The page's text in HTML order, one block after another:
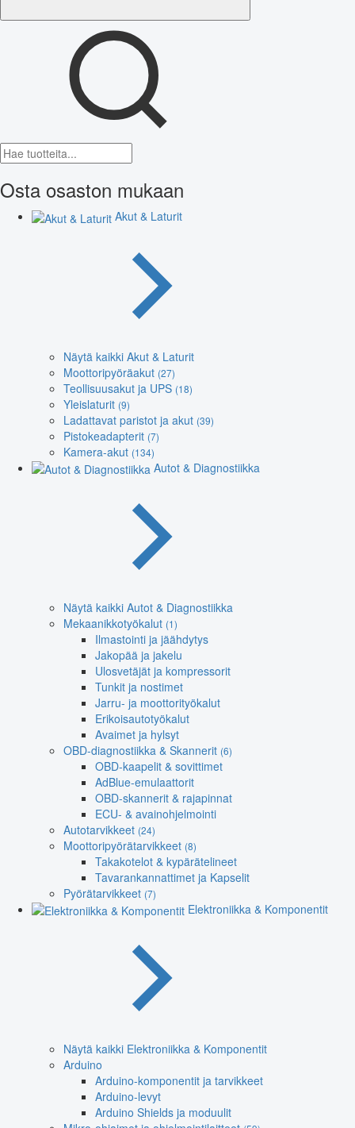
Osta osaston mukaan
Akut & Laturit
Näytä kaikki Akut & Laturit
Moottoripyöräakut (27)
Teollisuusakut ja UPS (18)
Yleislaturit (9)
Ladattavat paristot ja akut (39)
Pistokeadapterit (7)
Kamera-akut (134)
Autot & Diagnostiikka
Näytä kaikki Autot & Diagnostiikka
Mekaanikkotyökalut (1)
Ilmastointi ja jäähdytys
Jakopää ja jakelu
Ulosvetäjät ja kompressorit
Tunkit ja nostimet
Jarru- ja moottorityökalut
Erikoisautotyökalut
Avaimet ja hylsyt
OBD-diagnostiikka & Skannerit (6)
OBD-kaapelit & sovittimet
AdBlue-emulaattorit
OBD-skannerit & rajapinnat
ECU- & avainohjelmointi
Autotarvikkeet (24)
Moottoripyörätarvikkeet (8)
Takakotelot & kypärätelineet
Tavarankannattimet ja Kapselit
Pyörätarvikkeet (7)
Elektroniikka & Komponentit
Näytä kaikki Elektroniikka & Komponentit
Arduino
Arduino-komponentit ja tarvikkeet
Arduino-levyt
Arduino Shields ja moduulit